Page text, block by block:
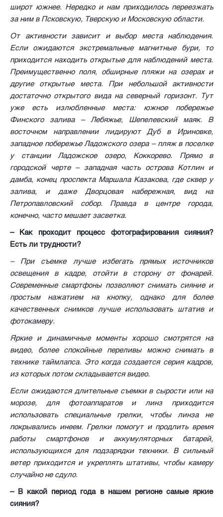
широт южнее. Нередко и нам приходилось переезжать
за ним в Псковскую, Тверскую и Московскую области.
От активности зависит и выбор места наблюдения.
Если ожидаются экстремальные магнитные бури, то
приходится находить открытые для наблюдений места.
Преимущественно поля, обширные пляжи на озерах и
другие открытые места. При небольшой активности
достаточно открытого вида на северный горизонт. Тут
уже есть излюбленные места: южное побережье
Финского залива – Лебяжье, Шепелевский маяк. В
восточном направлении лидируют Дуб в Ириновке,
западное побережье Ладожского озера – пляж в поселке
у станции Ладожское озеро, Коккорево. Прямо в
городской черте – западная часть острова Котлин и
дамба, конец проспекта Маршала Казакова, где сквер у
залива, и даже Дворцовая набережная, вид на
Петропавловский собор. Правда в центре города,
конечно, часто мешает засветка.
– Как проходит процесс фотографирования сияния?
Есть ли трудности?
– При съемке лучше избегать прямых источников
освещения в кадре, отойти в сторону от фонарей.
Современные смартфоны позволяют снимать сияние и
простым нажатием на кнопку, однако для более
качественных снимков лучше использовать штатив и
фотокамеру.
Яркие и динамичные моменты хорошо смотрятся на
видео, более спокойные переливы можно снимать в
технике таймлапса. Это когда создается серия кадров,
из которых потом складывается видео.
Если ожидаются длительные съемки в сырости или на
морозе, для фотоаппаратов и линз приходится
использовать специальные грелки, чтобы линза не
покрывались инеем. Грелки помогут и продлить время
работы смартфонов и аккумуляторных батарей,
использующихся для подзарядки техники. В сильный
ветер приходится и укреплять штативы, чтобы камеру
случайно не сдуло.
– В какой период года в нашем регионе самые яркие
сияния?